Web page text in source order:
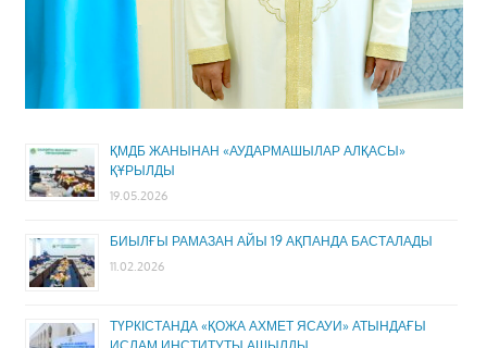
ҚМДБ ЖАНЫНАН «АУДАРМАШЫЛАР АЛҚАСЫ»
ҚҰРЫЛДЫ
19.05.2026
БИЫЛҒЫ РАМАЗАН АЙЫ 19 АҚПАНДА БАСТАЛАДЫ
11.02.2026
ТҮРКІСТАНДА «ҚОЖА АХМЕТ ЯСАУИ» АТЫНДАҒЫ